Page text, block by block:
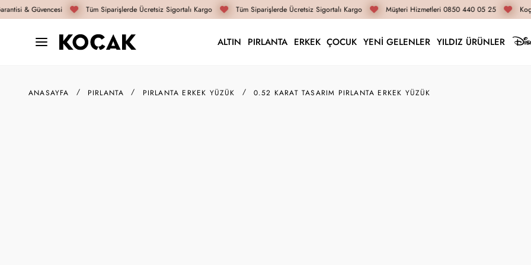
& Güvencesi Tüm Siparişlerde Ücretsiz Sigortalı Kargo Tüm Siparişlerde Ücretsiz Sigortalı Kargo Müşteri Hizmetleri 0850 440 05 25
ALTIN PIRLANTA ERKEK ÇOCUK YENİ GELENLER YILDIZ ÜRÜNLER
ANASAYFA PIRLANTA PIRLANTA ERKEK YÜZÜK 0.52 KARAT TASARIM PIRLANTA ERKEK YÜZÜK